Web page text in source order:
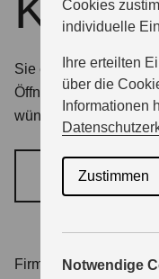
Cookies
individuelle
Ihre erteilten
über die
Informationen
Zustimmen
Notwendige
ZUBEHÖR
SERVICE
Sie erreichen uns
Öffnungszeiten.
wünschen, nutzen Sie
Firma Friedel Witte